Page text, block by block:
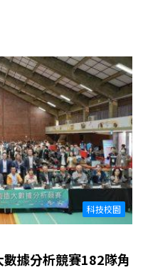
科技校園
據分析競賽182隊角